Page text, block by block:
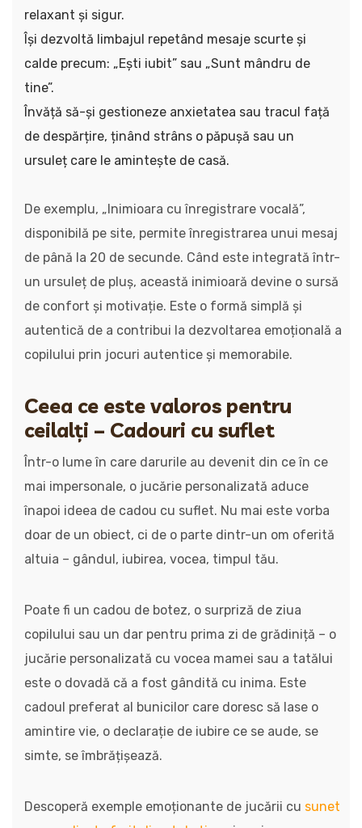
relaxant și sigur.
Își dezvoltă limbajul repetând mesaje scurte și
calde precum: „Ești iubit” sau „Sunt mândru de
tine”.
Învăță să-și gestioneze anxietatea sau tracul față
de despărțire, ținând strâns o păpușă sau un
ursuleț care le amintește de casă.
De exemplu, „Inimioara cu înregistrare vocală”,
disponibilă pe site, permite înregistrarea unui mesaj
de până la 20 de secunde. Când este integrată într-
un ursuleț de pluș, această inimioară devine o sursă
de confort și motivație. Este o formă simplă și
autentică de a contribui la dezvoltarea emoțională a
copilului prin jocuri autentice și memorabile.
Ceea ce este valoros pentru
ceilalți – Cadouri cu suflet
Într-o lume în care darurile au devenit din ce în ce
mai impersonale, o jucărie personalizată aduce
înapoi ideea de cadou cu suflet. Nu mai este vorba
doar de un obiect, ci de o parte dintr-un om oferită
altuia – gândul, iubirea, vocea, timpul tău.
Poate fi un cadou de botez, o surpriză de ziua
copilului sau un dar pentru prima zi de grădiniță – o
jucărie personalizată cu vocea mamei sau a tatălui
este o dovadă că a fost gândită cu inima. Este
cadoul preferat al bunicilor care doresc să lase o
amintire vie, o declarație de iubire ce se aude, se
simte, se îmbrățișează.
Descoperă exemple emoționante de jucării cu sunet